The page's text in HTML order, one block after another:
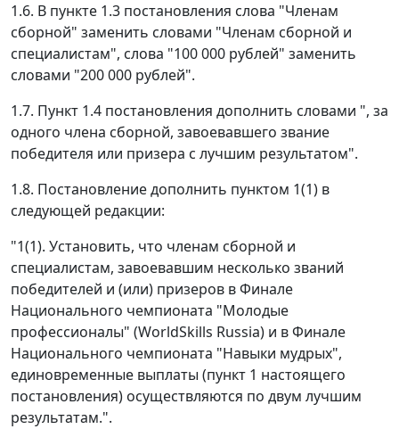
1.6. В пункте 1.3 постановления слова "Членам
сборной" заменить словами "Членам сборной и
специалистам", слова "100 000 рублей" заменить
словами "200 000 рублей".
1.7. Пункт 1.4 постановления дополнить словами ", за
одного члена сборной, завоевавшего звание
победителя или призера с лучшим результатом".
1.8. Постановление дополнить пунктом 1(1) в
следующей редакции:
"1(1). Установить, что членам сборной и
специалистам, завоевавшим несколько званий
победителей и (или) призеров в Финале
Национального чемпионата "Молодые
профессионалы" (WorldSkills Russia) и в Финале
Национального чемпионата "Навыки мудрых",
единовременные выплаты (пункт 1 настоящего
постановления) осуществляются по двум лучшим
результатам.".